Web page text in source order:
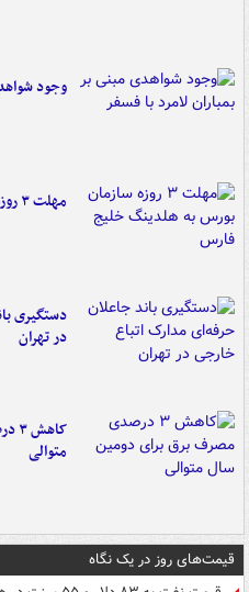
وجود
مهلت ۳ روزه سازمان بورس به هلدینگ خلیج فارس
دستگیری
در تهران
متوالی
قیمت‌های روز در یک نگاه